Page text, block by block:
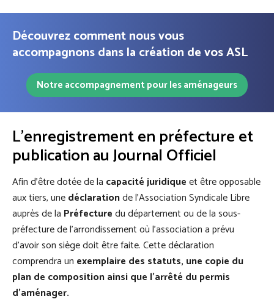
Découvrez comment nous vous
accompagnons dans la création de vos ASL
Notre accompagnement pour les aménageurs
L'enregistrement en préfecture et
publication au Journal Officiel
Afin d’être dotée de la capacité juridiqueet être opposable
aux tiers, unedéclarationde l’Association Syndicale Libre
auprès de la Préfecturedu département ou de la sous-
préfecture de l’arrondissement où l’association a prévu
d’avoir son siège doit être faite. Cette déclaration
comprendra un exemplaire des statuts, une copie du
plan de composition ainsi que l’arrêté du permis
d’aménager.